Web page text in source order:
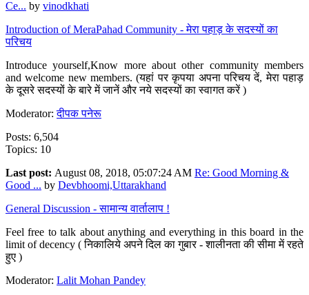
Ce... by vinodkhati
Introduction of MeraPahad Community - मेरा पहाड़ के सदस्यों का
परिचय
Introduce yourself,Know more about other community members
and welcome new members. (यहां पर कृपया अपना परिचय दें, मेरा पहाड़
के दूसरे सदस्यों के बारे में जानें और नये सदस्यों का स्वागत करें )
Moderator:दीपक पनेरू
Posts: 6,504
Topics: 10
Last post: August 08, 2018, 05:07:24 AM Re: Good Morning &
Good ... by Devbhoomi,Uttarakhand
General Discussion - सामान्य वार्तालाप !
Feel free to talk about anything and everything in this board in the
limit of decency ( निकालिये अपने दिल का गुबार - शालीनता की सीमा में रहते
हुए )
Moderator: Lalit Mohan Pandey